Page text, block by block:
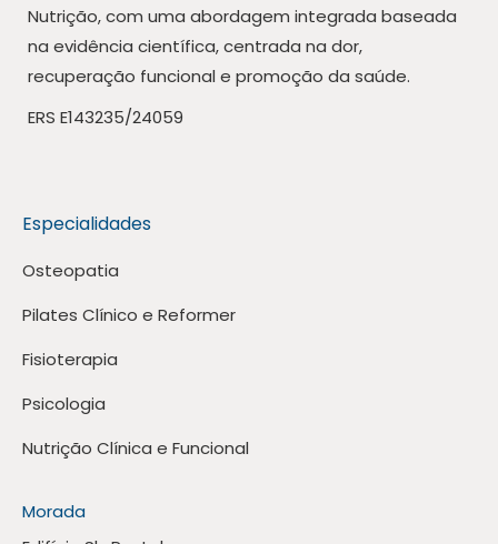
Nutrição, com uma abordagem integrada baseada
na evidência científica, centrada na dor,
recuperação funcional e promoção da saúde.
ERS E143235/24059
Especialidades
Osteopatia
Pilates Clínico e Reformer
Fisioterapia
Psicologia
Nutrição Clínica e Funcional
Morada